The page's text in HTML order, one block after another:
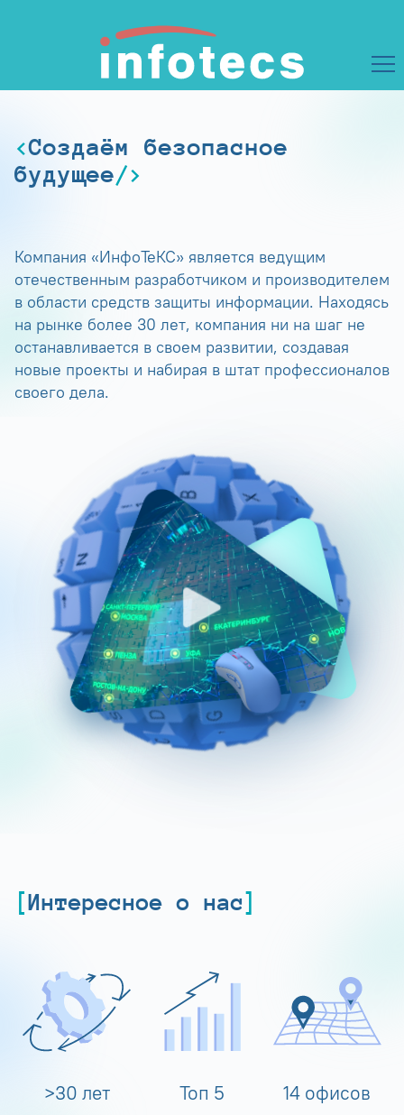
Создаём безопасное
будущее
Компания «ИнфоТеКС» является ведущим
отечественным разработчиком и производителем
в области средств защиты информации. Находясь
на рынке более 30 лет, компания ни на шаг не
останавливается в своем развитии, создавая
новые проекты и набирая в штат профессионалов
своего дела.
Интересное о нас
>30 лет Топ 5 14 офисов